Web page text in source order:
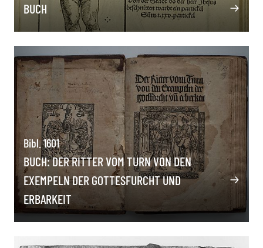
BUCH
Bibl. 1601
BUCH: DER RITTER VOM TURN VON DEN
EXEMPELN DER GOTTESFURCHT UND
ERBARKEIT